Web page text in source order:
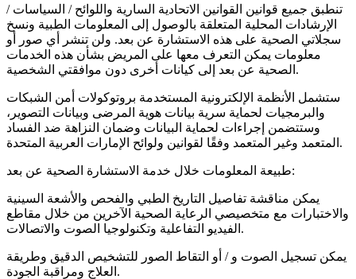
تنطبق جميع قوانين القوانين الاتحادية السارية واللوائح / السياسات /
الإرشادات المحلية المتعلقة بالوصول إلى المعلومات الطبية ونسخ
سجلاتي الصحية على هذه الاستشارة عن بعد. ولن تنشر أي صور أو
معلومات يمكن التعرف معها على المريض بشأن هذه الخدمات
الصحية عن بعد إلى كيانات أخرى دون موافقتي الشخصية.
ستشمل الأنظمة الإلكترونية المستخدمة بروتوكولات أمن الشبكات
والبرمجيات لحماية سرية بيانات هوية المرضى وبيانات التصوير،
وستتضمن إجراءات لحماية البيانات وضمان النزاهة ضد الفساد
المتعمد وغير المتعمد وفقًا لقوانين ولوائح الإمارات العربية المتحدة.
طبيعة المعلومات خلال خدمة الاستشارة الصحية عن بعد:
يمكن مناقشة تفاصيل التاريخ الطبي والفحص والأشعة السينية
والاختبارات مع متخصيصي الرعاية الصحية الآخرين من خلال مقاطع
الفيديو التفاعلية وتكنولوجيا الصوت والاتصالات.
يمكن تسجيل الصوت و / أو التقاط الصور للتشخيص الدقيق وطريقة
العلاج ومراقبة الجودة.